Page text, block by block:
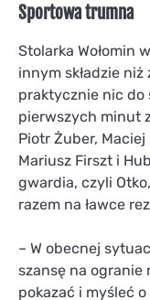
Sportowa trumna
Stolarka Wołomin
innym składzie
praktycznie nic do
pierwszych minut
Piotr Żuber, Maciej
Mariusz Firszt i
gwardia, czyli
razem na ławce
– W obecnej
szansę na ogranie
pokazać i myśleć